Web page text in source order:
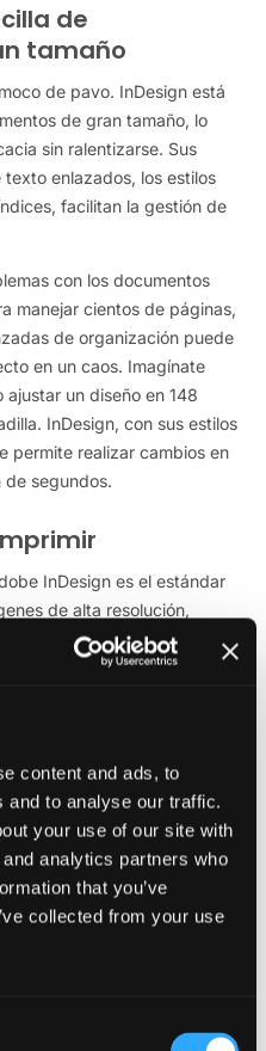
content and ads, to
and to analyse our traffic.
your use of our site with
analytics partners who
that you’ve
collected from your use
de
tamaño
de pavo. InDesign está
de gran tamaño, lo
sin ralentizarse. Sus
enlazados, los estilos
facilitan la gestión de
con los documentos
manejar cientos de páginas,
de organización puede
en un caos. Imagínate
un diseño en 148
InDesign, con sus estilos
permite realizar cambios en
segundos.
InDesign es el estándar
de alta resolución,
precisos de sangrado y
libro o revista tenga un
listos para imprimir con
básicas de exportación a
a la impresión
resolución, la falta de
ajustes de sangrado
errores costosos. Si te
un libro o una revista